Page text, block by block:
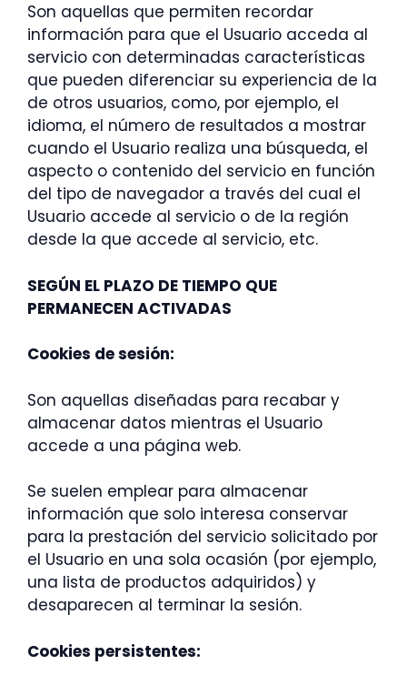
Son aquellas que permiten recordar
información para que el Usuario acceda al
servicio con determinadas características
que pueden diferenciar su experiencia de la
de otros usuarios, como, por ejemplo, el
idioma, el número de resultados a mostrar
cuando el Usuario realiza una búsqueda, el
aspecto o contenido del servicio en función
del tipo de navegador a través del cual el
Usuario accede al servicio o de la región
desde la que accede al servicio, etc.
SEGÚN EL PLAZO DE TIEMPO QUE
PERMANECEN ACTIVADAS
Cookies de sesión:
Son aquellas diseñadas para recabar y
almacenar datos mientras el Usuario
accede a una página web.
Se suelen emplear para almacenar
información que solo interesa conservar
para la prestación del servicio solicitado por
el Usuario en una sola ocasión (por ejemplo,
una lista de productos adquiridos) y
desaparecen al terminar la sesión.
Cookies persistentes: